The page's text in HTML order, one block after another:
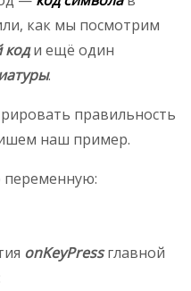
как мы посмотрим
коди ещё один
.
правильность
наш пример.
переменную:
onKeyPressглавной